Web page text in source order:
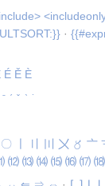
·
É Ě È
ˉ ˊ ˇ ˋ ˙
〇 〢 〣 〤 〥 〦
⑿ ⒀ ⒁ ⒂ ⒃ ⒄ ⒅